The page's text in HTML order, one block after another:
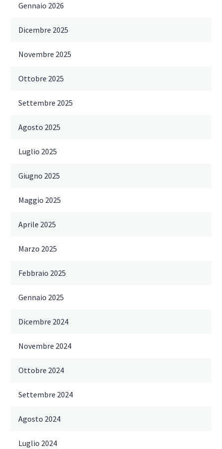
Gennaio 2026
Dicembre 2025
Novembre 2025
Ottobre 2025
Settembre 2025
Agosto 2025
Luglio 2025
Giugno 2025
Maggio 2025
Aprile 2025
Marzo 2025
Febbraio 2025
Gennaio 2025
Dicembre 2024
Novembre 2024
Ottobre 2024
Settembre 2024
Agosto 2024
Luglio 2024